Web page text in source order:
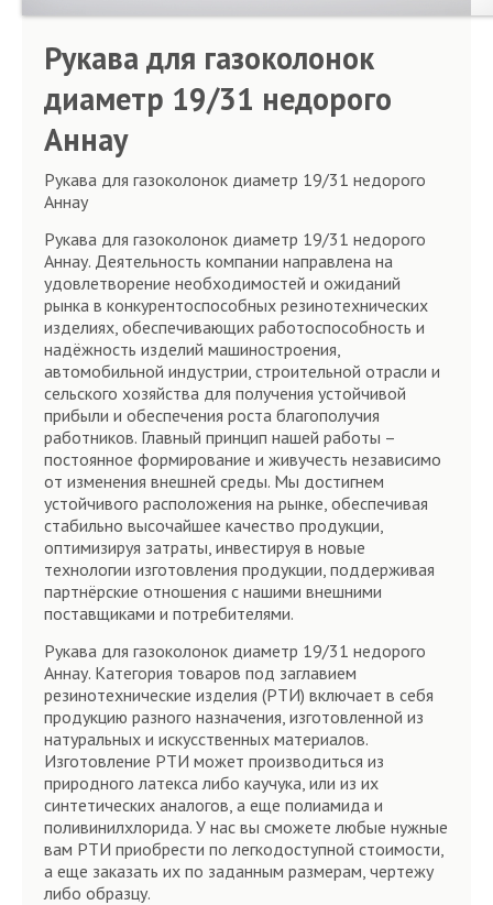
Рукава для газоколонок
диаметр 19/31 недорого
Аннау
Рукава для газоколонок диаметр 19/31 недорого
Аннау
Рукава для газоколонок диаметр 19/31 недорого
Аннау. Деятельность компании направлена на
удовлетворение необходимостей и ожиданий
рынка в конкурентоспособных резинотехнических
изделиях, обеспечивающих работоспособность и
надёжность изделий машиностроения,
автомобильной индустрии, строительной отрасли и
сельского хозяйства для получения устойчивой
прибыли и обеспечения роста благополучия
работников. Главный принцип нашей работы –
постоянное формирование и живучесть независимо
от изменения внешней среды. Мы достигнем
устойчивого расположения на рынке, обеспечивая
стабильно высочайшее качество продукции,
оптимизируя затраты, инвестируя в новые
технологии изготовления продукции, поддерживая
партнёрские отношения с нашими внешними
поставщиками и потребителями.
Рукава для газоколонок диаметр 19/31 недорого
Аннау. Категория товаров под заглавием
резинотехнические изделия (РТИ) включает в себя
продукцию разного назначения, изготовленной из
натуральных и искусственных материалов.
Изготовление РТИ может производиться из
природного латекса либо каучука, или из их
синтетических аналогов, а еще полиамида и
поливинилхлорида. У нас вы сможете любые нужные
вам РТИ приобрести по легкодоступной стоимости,
а еще заказать их по заданным размерам, чертежу
либо образцу.